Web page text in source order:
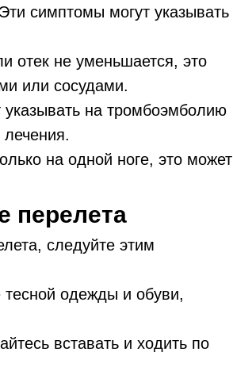
симптомы могут указывать
отек не уменьшается, это
или сосудами.
на тромбоэмболию
лечения.
на одной ноге, это может
перелета
следуйте этим
одежды и обуви,
вставать и ходить по